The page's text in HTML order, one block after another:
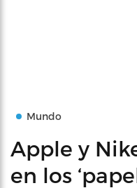
Mundo
Apple y
en los